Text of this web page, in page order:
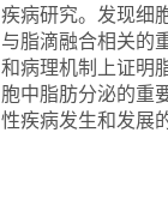
疾病研究。发现细
与脂滴融合相关的
和病理机制上证明
胞中脂肪分泌的重
性疾病发生和发展